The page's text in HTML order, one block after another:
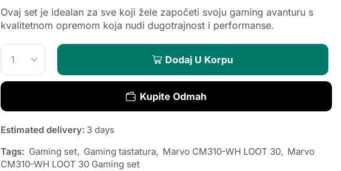
Ovaj set je idealan za sve koji žele započeti svoju gaming avanturu s
kvalitetnom opremom koja nudi dugotrajnost i performanse.
Dodaj U Korpu
Kupite Odmah
Estimated delivery: 3 days
Tags: Gaming set, Gaming tastatura, Marvo CM310-WH LOOT 30, Marvo
CM310-WH LOOT 30 Gaming set